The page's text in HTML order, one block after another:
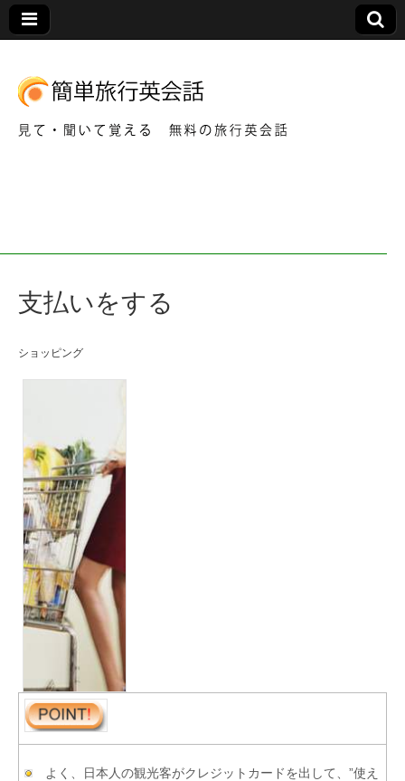
旅
行
英
話
支払いをする
ショッピング
よく、日本人の観光客がクレジットカードを出して、”使え